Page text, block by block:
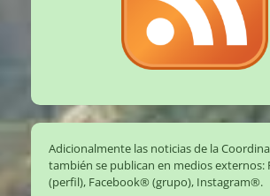
Adicionalmente las noticias de la
también se publican en medios externos:
(perfil), Facebook® (grupo), Instagram®.